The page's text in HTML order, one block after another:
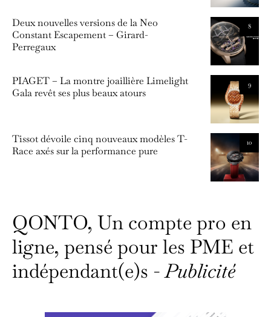
8
Deux nouvelles versions de la Neo
Constant Escapement – Girard-
Perregaux
9
PIAGET – La montre joaillière Limelight
Gala revêt ses plus beaux atours
10
Tissot dévoile cinq nouveaux modèles T-
Race axés sur la performance pure
QONTO, Un compte pro en
ligne, pensé pour les PME et
indépendant(e)s -Publicité